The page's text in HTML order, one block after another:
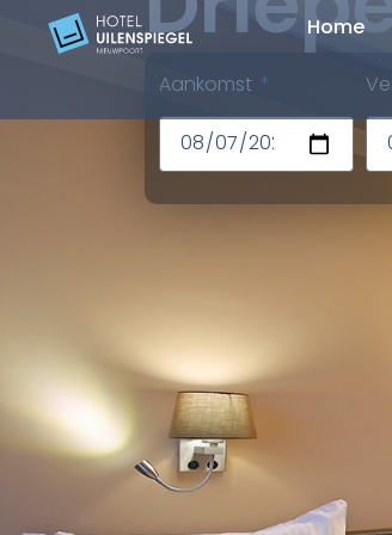
Home
Aankomst